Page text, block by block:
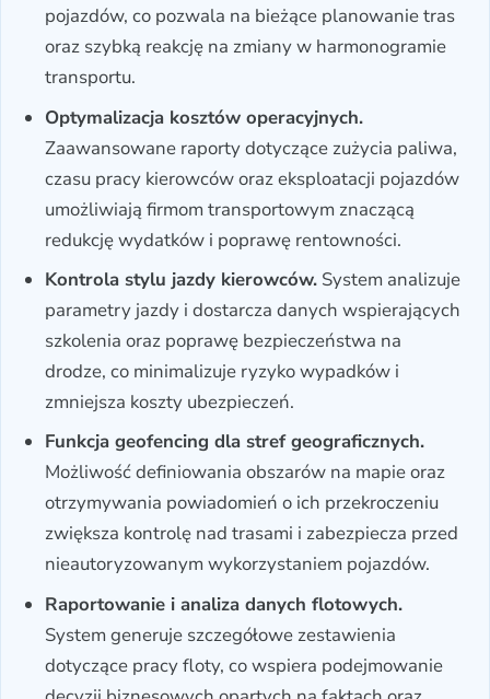
pojazdów, co pozwala na bieżące planowanie tras
oraz szybką reakcję na zmiany w harmonogramie
transportu.
Optymalizacja kosztów operacyjnych.
Zaawansowane raporty dotyczące zużycia paliwa,
czasu pracy kierowców oraz eksploatacji pojazdów
umożliwiają firmom transportowym znaczącą
redukcję wydatków i poprawę rentowności.
Kontrola stylu jazdy kierowców. System analizuje
parametry jazdy i dostarcza danych wspierających
szkolenia oraz poprawę bezpieczeństwa na
drodze, co minimalizuje ryzyko wypadków i
zmniejsza koszty ubezpieczeń.
Funkcja geofencing dla stref geograficznych.
Możliwość definiowania obszarów na mapie oraz
otrzymywania powiadomień o ich przekroczeniu
zwiększa kontrolę nad trasami i zabezpiecza przed
nieautoryzowanym wykorzystaniem pojazdów.
Raportowanie i analiza danych flotowych.
System generuje szczegółowe zestawienia
dotyczące pracy floty, co wspiera podejmowanie